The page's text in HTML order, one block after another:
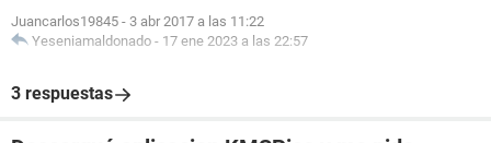
Juancarlos19845 - 3 abr 2017 a las 11:22
Yeseniamaldonado - 17 ene 2023 a las 22:57
3 respuestas